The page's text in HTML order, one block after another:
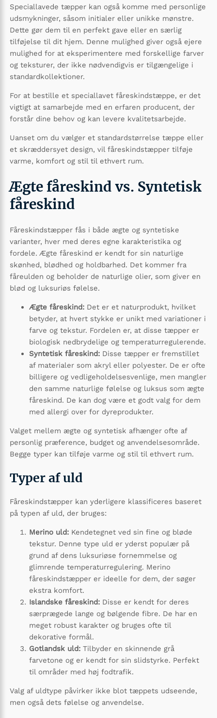
Speciallavede tæpper kan også komme med personlige
udsmykninger, såsom initialer eller unikke mønstre.
Dette gør dem til en perfekt gave eller en særlig
tilføjelse til dit hjem. Denne mulighed giver også ejere
mulighed for at eksperimentere med forskellige farver
og teksturer, der ikke nødvendigvis er tilgængelige i
standardkollektioner.
For at bestille et speciallavet fåreskindstæppe, er det
vigtigt at samarbejde med en erfaren producent, der
forstår dine behov og kan levere kvalitetsarbejde.
Uanset om du vælger et standardstørrelse tæppe eller
et skræddersyet design, vil fåreskindstæpper tilføje
varme, komfort og stil til ethvert rum.
Ægte fåreskind vs. Syntetisk
fåreskind
Fåreskindstæpper fås i både ægte og syntetiske
varianter, hver med deres egne karakteristika og
fordele. Ægte fåreskind er kendt for sin naturlige
skønhed, blødhed og holdbarhed. Det kommer fra
fåreulden og beholder de naturlige olier, som giver en
blød og luksuriøs følelse.
Ægte fåreskind: Det er et naturprodukt, hvilket
betyder, at hvert stykke er unikt med variationer i
farve og tekstur. Fordelen er, at disse tæpper er
biologisk nedbrydelige og temperaturregulerende.
Syntetisk fåreskind: Disse tæpper er fremstillet
af materialer som akryl eller polyester. De er ofte
billigere og vedligeholdelsesvenlige, men mangler
den samme naturlige følelse og luksus som ægte
fåreskind. De kan dog være et godt valg for dem
med allergi over for dyreprodukter.
Valget mellem ægte og syntetisk afhænger ofte af
personlig præference, budget og anvendelsesområde.
Begge typer kan tilføje varme og stil til ethvert rum.
Typer af uld
Fåreskindstæpper kan yderligere klassificeres baseret
på typen af uld, der bruges:
Merino uld: Kendetegnet ved sin fine og bløde
tekstur. Denne type uld er yderst populær på
grund af dens luksuriøse fornemmelse og
glimrende temperaturregulering. Merino
fåreskindstæpper er ideelle for dem, der søger
ekstra komfort.
Islandske fåreskind: Disse er kendt for deres
særprægede lange og bølgende fibre. De har en
meget robust karakter og bruges ofte til
dekorative formål.
Gotlandsk uld: Tilbyder en skinnende grå
farvetone og er kendt for sin slidstyrke. Perfekt
til områder med høj fodtrafik.
Valg af uldtype påvirker ikke blot tæppets udseende,
men også dets følelse og anvendelse.